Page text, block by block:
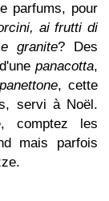
parfums, pour
ai frutti di
granite? Des
panacotta,
panettone, cette
servi à Noël.
comptez les
mais parfois